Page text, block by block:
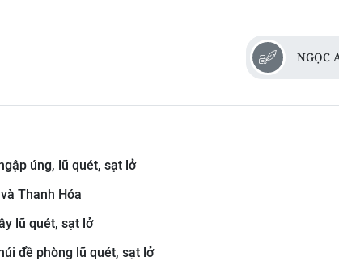
NGỌC
úng, lũ quét, sạt lở
Thanh Hóa
lũ quét, sạt lở
đề phòng lũ quét, sạt lở